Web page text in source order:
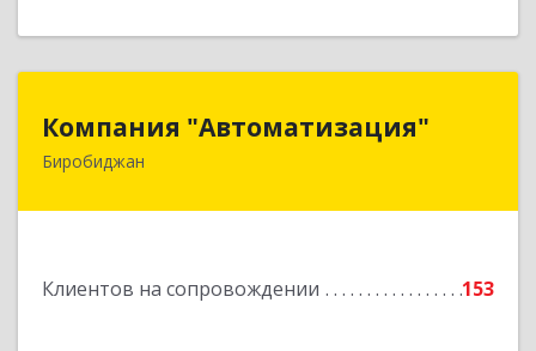
Компания "Автоматизация"
Биробиджан
Клиентов на сопровождении 153
679016, Еврейская Аобл, Биробиджан г,